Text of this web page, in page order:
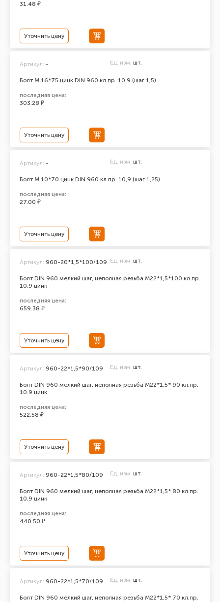
31.48 ₽
Уточнить цену
Болт М 16*75 цинк DIN 960 кл.пр. 10.9 (шаг 1,5)
Артикул: - Ед. изм. шт.
последняя цена:
303.28 ₽
Уточнить цену
Болт М 10*70 цинк DIN 960 кл.пр. 10,9 (шаг 1,25)
Артикул: - Ед. изм. шт.
последняя цена:
27.00 ₽
Уточнить цену
Болт DIN 960 мелкий шаг, неполная резьба M22*1,5*100 кл.пр.
10.9 цинк
Артикул: 960-20*1,5*100/109 Ед. изм. шт.
последняя цена:
659.38 ₽
Уточнить цену
Болт DIN 960 мелкий шаг, неполная резьба M22*1,5* 90 кл.пр.
10.9 цинк
Артикул: 960-22*1,5*90/109 Ед. изм. шт.
последняя цена:
522.58 ₽
Уточнить цену
Болт DIN 960 мелкий шаг, неполная резьба M22*1,5* 80 кл.пр.
10.9 цинк
Артикул: 960-22*1,5*80/109 Ед. изм. шт.
последняя цена:
440.50 ₽
Уточнить цену
Болт DIN 960 мелкий шаг, неполная резьба M22*1,5* 70 кл.пр.
Артикул: 960-22*1,5*70/109 Ед. изм. шт.